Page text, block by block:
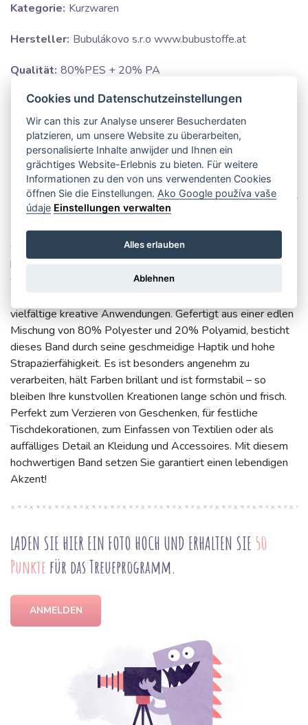
Kategorie: Kurzwaren
Hersteller: Bubulákovo s.r.o www.bubustoffe.at
Qualität: 80%PES + 20% PA
Breite: 2.5 cm
Motive: Uni farbe
Farbe: orange
Unser Satinband in leuchtendem Neon-Orange ist ein
wahrer Hingucker für jedes Projekt. Dank seiner
beidseitigen Verwendbarkeit und dem eleganten Glanz
wirkt es stets makellos, egal wie Sie es anbringen. Die
vielfältige kreative Anwendungen. Gefertigt aus einer edlen
Mischung von 80% Polyester und 20% Polyamid, besticht
dieses Band durch seine geschmeidige Haptik und hohe
Strapazierfähigkeit. Es ist besonders angenehm zu
verarbeiten, hält Farben brillant und ist formstabil – so
bleiben Ihre kunstvollen Kreationen lange schön und frisch.
Perfekt zum Verzieren von Geschenken, für festliche
Tischdekorationen, zum Einfassen von Textilien oder als
auffälliges Detail an Kleidung und Accessoires. Mit diesem
hochwertigen Band setzen Sie garantiert einen lebendigen
Akzent!
LADEN SIE HIER EIN FOTO HOCH UND ERHALTEN SIE 50
Punkte für das Treueprogramm.
ANMELDEN
Cookies und Datenschutzeinstellungen
Wir can this zur Analyse unserer Besucherdaten
platzieren, um unsere Website zu überarbeiten,
personalisierte Inhalte anwijder und Ihnen ein
grächtiges Website-Erlebnis zu bieten. Für weitere
Informationen zu den von uns verwendenten Cookies
öffnen Sie die Einstellungen. Ako Google používa vaše
údaje Einstellungen verwalten
Alles erlauben
Ablehnen